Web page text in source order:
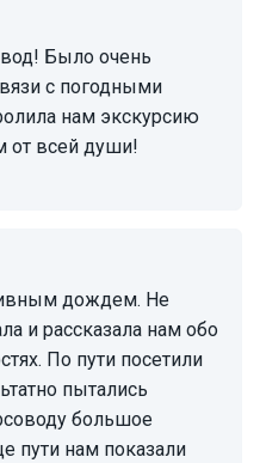
с погодными
нам экскурсию
от всей души!
и рассказала нам обо
По пути посетили
пытались
большое
пути нам показали